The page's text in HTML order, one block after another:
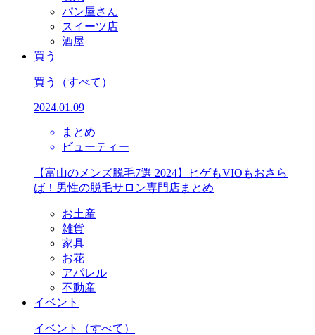
パン屋さん
スイーツ店
酒屋
買う
買う （すべて）
2024.01.09
まとめ
ビューティー
【富山のメンズ脱毛7選 2024】ヒゲもVIOもおさら
ば！男性の脱毛サロン専門店まとめ
お土産
雑貨
家具
お花
アパレル
不動産
イベント
イベント （すべて）